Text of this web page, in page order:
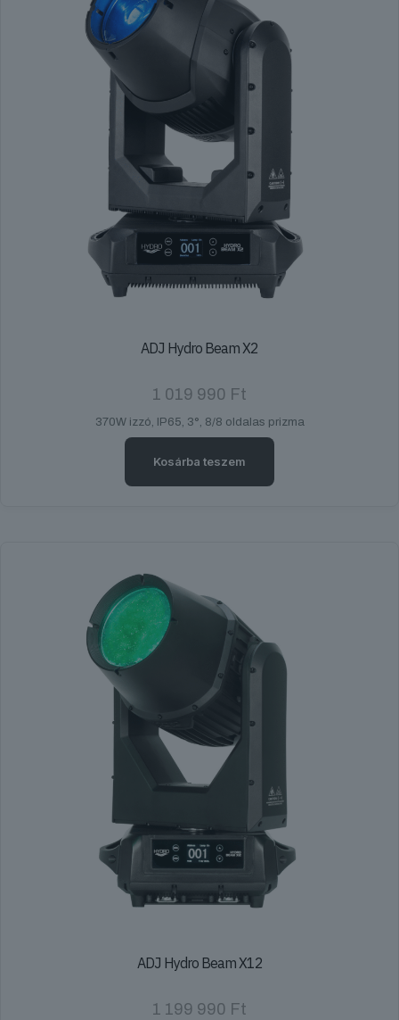
ADJ Hydro Beam X2
1 019 990 Ft
370W izzó, IP65, 3°, 8/8 oldalas prizma
Kosárba teszem
ADJ Hydro Beam X12
1 199 990 Ft